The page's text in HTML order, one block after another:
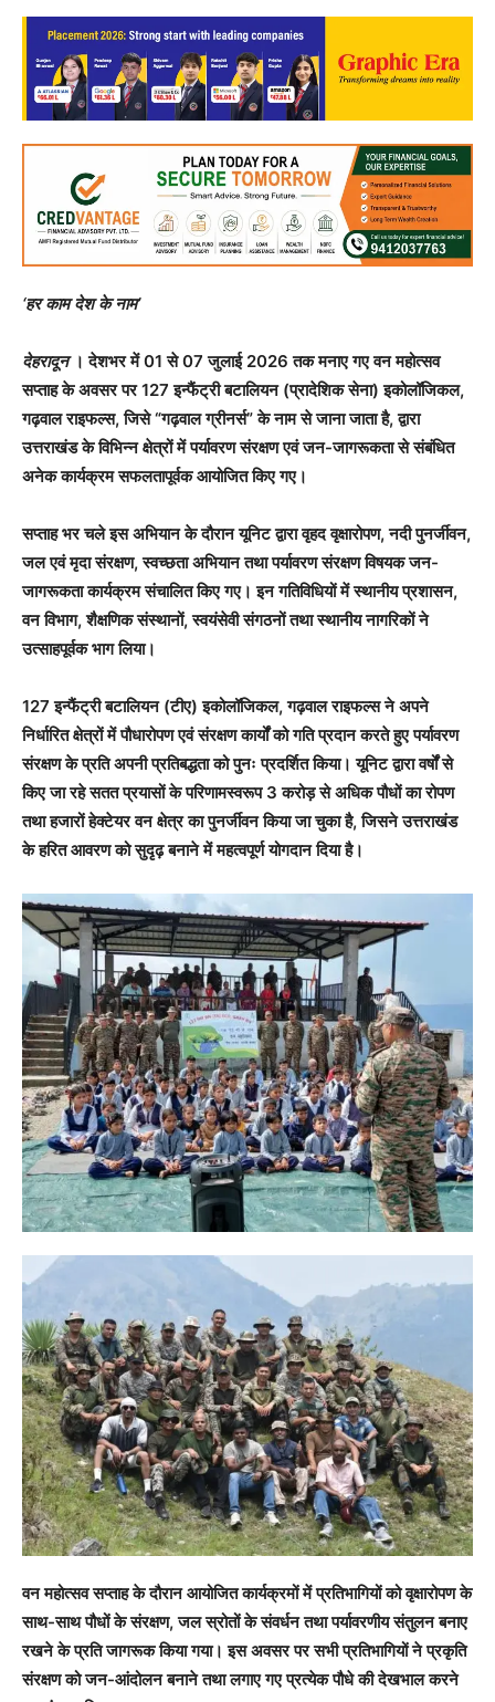
‘हर काम देश के नाम’
देहरादून । देशभर में 01 से 07 जुलाई 2026 तक मनाए गए वन महोत्सव
सप्ताह के अवसर पर 127 इन्फैंट्री बटालियन (प्रादेशिक सेना) इकोलॉजिकल,
गढ़वाल राइफल्स, जिसे “गढ़वाल ग्रीनर्स” के नाम से जाना जाता है, द्वारा
उत्तराखंड के विभिन्न क्षेत्रों में पर्यावरण संरक्षण एवं जन-जागरूकता से संबंधित
अनेक कार्यक्रम सफलतापूर्वक आयोजित किए गए।
सप्ताह भर चले इस अभियान के दौरान यूनिट द्वारा वृहद वृक्षारोपण, नदी पुनर्जीवन,
जल एवं मृदा संरक्षण, स्वच्छता अभियान तथा पर्यावरण संरक्षण विषयक जन-
जागरूकता कार्यक्रम संचालित किए गए। इन गतिविधियों में स्थानीय प्रशासन,
वन विभाग, शैक्षणिक संस्थानों, स्वयंसेवी संगठनों तथा स्थानीय नागरिकों ने
उत्साहपूर्वक भाग लिया।
127 इन्फैंट्री बटालियन (टीए) इकोलॉजिकल, गढ़वाल राइफल्स ने अपने
निर्धारित क्षेत्रों में पौधारोपण एवं संरक्षण कार्यों को गति प्रदान करते हुए पर्यावरण
संरक्षण के प्रति अपनी प्रतिबद्धता को पुनः प्रदर्शित किया। यूनिट द्वारा वर्षों से
किए जा रहे सतत प्रयासों के परिणामस्वरूप 3 करोड़ से अधिक पौधों का रोपण
तथा हजारों हेक्टेयर वन क्षेत्र का पुनर्जीवन किया जा चुका है, जिसने उत्तराखंड
के हरित आवरण को सुदृढ़ बनाने में महत्वपूर्ण योगदान दिया है।
वन महोत्सव सप्ताह के दौरान आयोजित कार्यक्रमों में प्रतिभागियों को वृक्षारोपण के
साथ-साथ पौधों के संरक्षण, जल स्रोतों के संवर्धन तथा पर्यावरणीय संतुलन बनाए
रखने के प्रति जागरूक किया गया। इस अवसर पर सभी प्रतिभागियों ने प्रकृति
संरक्षण को जन-आंदोलन बनाने तथा लगाए गए प्रत्येक पौधे की देखभाल करने